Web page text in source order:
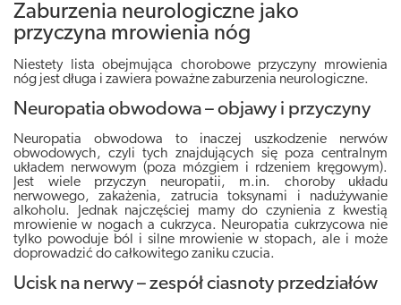
Zaburzenia neurologiczne jako
przyczyna mrowienia nóg
Niestety lista obejmująca chorobowe przyczyny mrowienia
nóg jest długa i zawiera poważne zaburzenia neurologiczne.
Neuropatia obwodowa – objawy i przyczyny
Neuropatia obwodowa to inaczej uszkodzenie nerwów
obwodowych, czyli tych znajdujących się poza centralnym
układem nerwowym (poza mózgiem i rdzeniem kręgowym).
Jest wiele przyczyn neuropatii, m.in. choroby układu
nerwowego, zakażenia, zatrucia toksynami i nadużywanie
alkoholu. Jednak najczęściej mamy do czynienia z kwestią
mrowienie w nogach a cukrzyca. Neuropatia cukrzycowa nie
tylko powoduje ból i silne mrowienie w stopach, ale i może
doprowadzić do całkowitego zaniku czucia.
Ucisk na nerwy – zespół ciasnoty przedziałów